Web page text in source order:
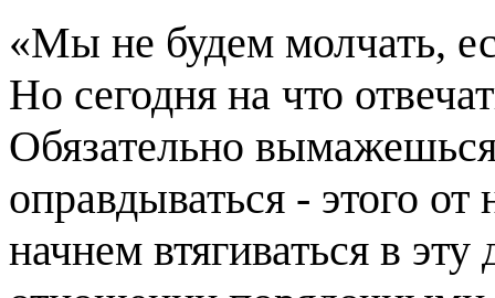
«Мы не будем молчать,
Но сегодня на что
Обязательно
оправдываться - этого
начнем втягиваться в